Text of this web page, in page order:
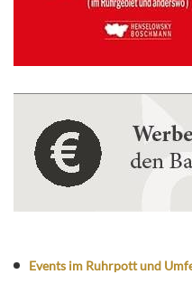
Events im Ruhrpott und